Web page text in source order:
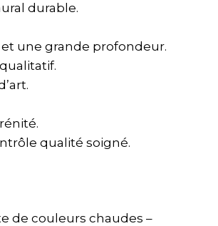
durable.
une grande profondeur.
qualité soigné.
de couleurs chaudes –